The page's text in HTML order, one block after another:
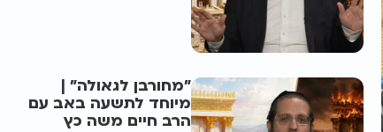
"מחורבן לגאולה" |
מיוחד לתשעה באב עם
הרב חיים משה כץ